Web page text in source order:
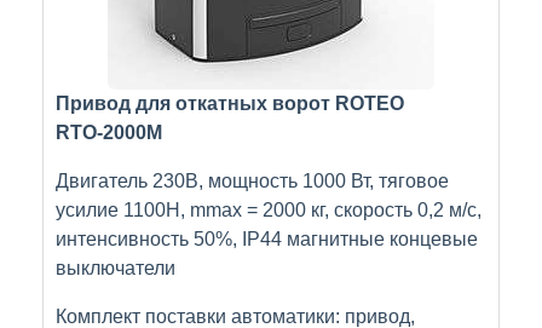
Привод для откатных ворот ROTEO
RTО-2000M
Двигатель 230В, мощность 1000 Вт, тяговое
усилие 1100Н, mmax = 2000 кг, скорость 0,2 м/с,
интенсивность 50%, IP44 магнитные концевые
выключатели
Комплект поставки автоматики: привод,